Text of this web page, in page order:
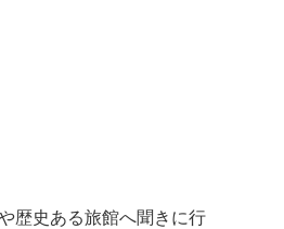
歴史ある旅館へ聞きに行